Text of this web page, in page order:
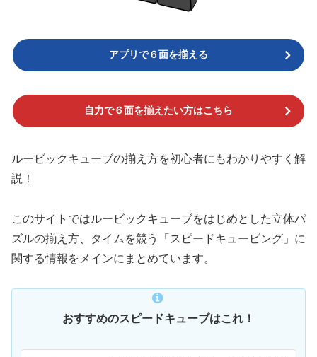
アプリで６面を揃える
自力で６面を揃えたい方はこちら
ルービックキューブの揃え方を初心者にもわかりやすく解
説！
このサイトではルービックキューブをはじめとした立体パ
ズルの揃え方、タイムを競う「スピードキュービング」に
関する情報をメインにまとめています。
おすすめのスピードキューブはこれ！